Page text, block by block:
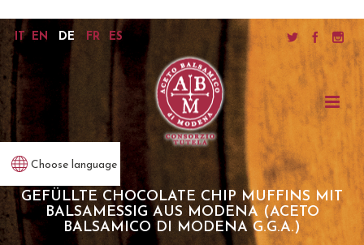
Choose language
GEFÜLLTE CHOCOLATE CHIP MUFFINS MIT
BALSAMESSIG AUS MODENA (ACETO
BALSAMICO DI MODENA G.G.A.)
IT EN DE FR ES